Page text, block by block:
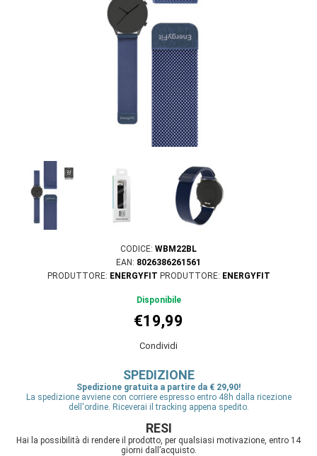
CODICE: WBM22BL
EAN: 8026386261561
PRODUTTORE: ENERGYFIT PRODUTTORE: ENERGYFIT
Disponibile
€19,99
Condividi
SPEDIZIONE
Spedizione gratuita a partire da € 29,90!
La spedizione avviene con corriere espresso entro 48h dalla ricezione
dell'ordine. Riceverai il tracking appena spedito.
RESI
Hai la possibilità di rendere il prodotto, per qualsiasi motivazione, entro 14
giorni dall’acquisto.